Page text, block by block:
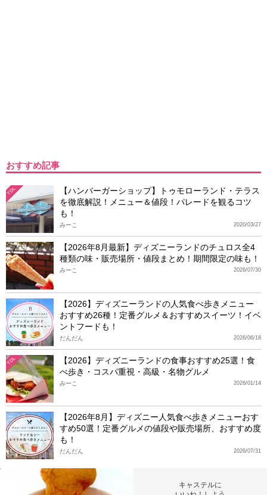
おすすめ記事
TDL
【ハンバーガーショップ】トゥモローランド・テラス
を徹底解説！メニュー＆値段！パレードを観るコツ
も！
2020/03/27
みーこ
【2026年8月最新】ディズニーランドのチュロス全4
種類の味・販売場所・値段まとめ！期間限定の味も！
2026/07/30
みーこ
【2026】ディズニーランドの人気食べ歩きメニュー
おすすめ26種！定番グルメ＆おすすめスイーツ！イベ
ントフードも！
2026/06/18
だんだん
TDL
【2026】ディズニーランドの食事おすすめ25選！食
べ歩き・コスパ重視・高級・名物グルメ
2026/01/14
みーこ
【2026年8月】ディズニー人気食べ歩きメニューおす
すめ50選！定番グルメの値段や販売場所、おすすめ度
も！
2026/07/31
だんだん
キャステルに